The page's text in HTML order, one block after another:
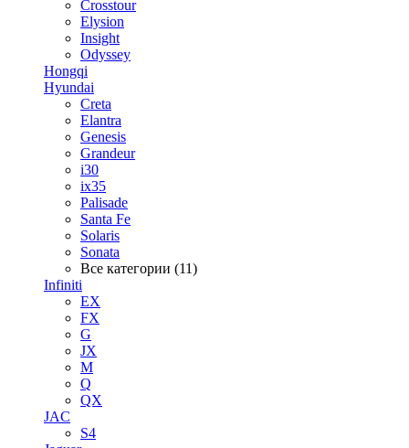
Crosstour
Elysion
Insight
Odyssey
Hongqi
Hyundai
Creta
Elantra
Genesis
Grandeur
i30
ix35
Palisade
Santa Fe
Solaris
Sonata
Все категории (11)
Infiniti
EX
FX
G
JX
M
Q
QX
JAC
S4